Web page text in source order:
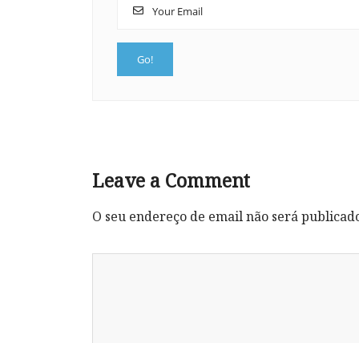
Leave a Comment
O seu endereço de email não será